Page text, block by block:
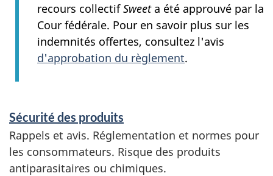
recours collectifSweeta été approuvé par la
Cour fédérale. Pour en savoir plus sur les
indemnités offertes, consultez l'avis
d'approbation du règlement.
S
e
r
Sécurité des produits
Rappels et avis. Réglementation et normes pour
les consommateurs. Risque des produits
antiparasitaires ou chimiques.